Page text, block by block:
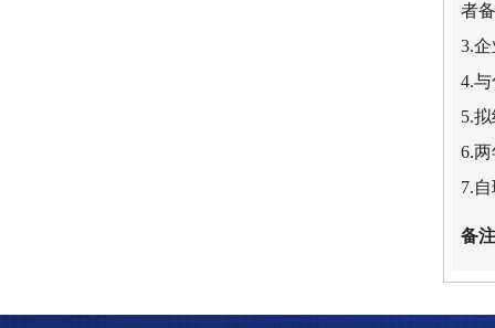
者
3.
4.
5.
6.
7.
备